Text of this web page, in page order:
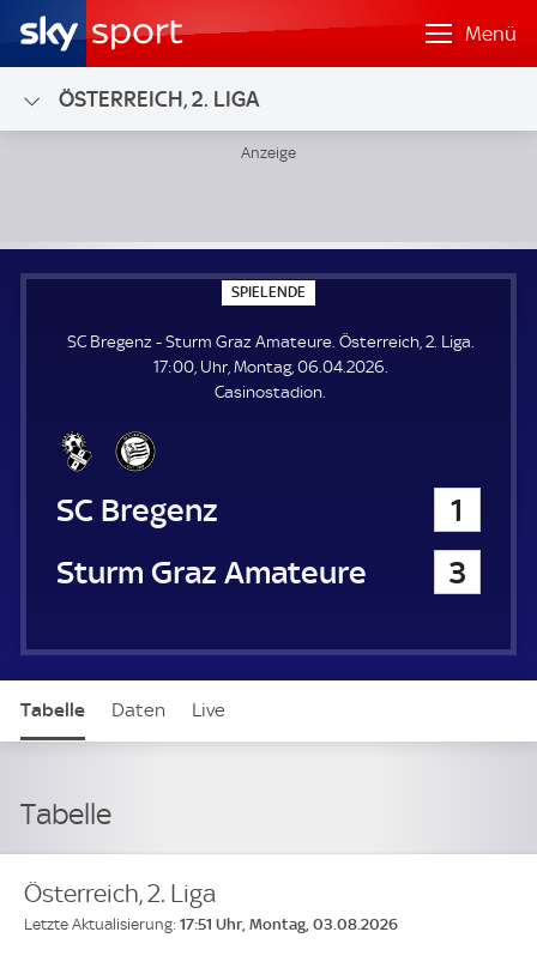
Menü
ÖSTERREICH, 2. LIGA
SPIELENDE
P
E
L
E
N
SC Bregenz - Sturm Graz Amateure. Österreich, 2. Liga.
17:00, Uhr, Montag, 06.04.2026.
Casinostadion.
SC Bregenz
1
Sturm Graz Amateure
3
Tabelle Daten Live
Tabelle
Österreich, 2. Liga
Letzte Aktualisierung: 17:51 Uhr, Montag, 03.08.2026